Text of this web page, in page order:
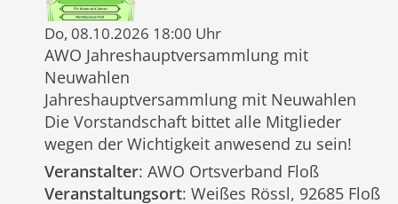
Do, 08.10.2026 18:00 Uhr
AWO Jahreshauptversammlung mit
Neuwahlen
Jahreshauptversammlung mit Neuwahlen
Die Vorstandschaft bittet alle Mitglieder
wegen der Wichtigkeit anwesend zu sein!
Veranstalter: AWO Ortsverband Floß
Veranstaltungsort: Weißes Rössl, 92685 Floß